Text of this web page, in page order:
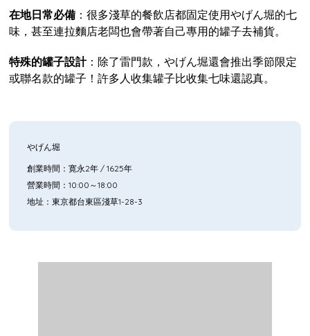
在地日常必備：很多淺草的餐飲店都固定使用やげん堀的七
味，甚至連拉麵店老闆也會帶著自己專用的罐子去補貨。
特殊的罐子設計：除了雷門款，やげん堀還會推出季節限定
或聯名款的罐子！許多人收集罐子比收集七味還認真。
やげん堀
創業時間：寛永2年 / 1625年
營業時間：10:00～18:00
地址：東京都台東區淺草1-28-3